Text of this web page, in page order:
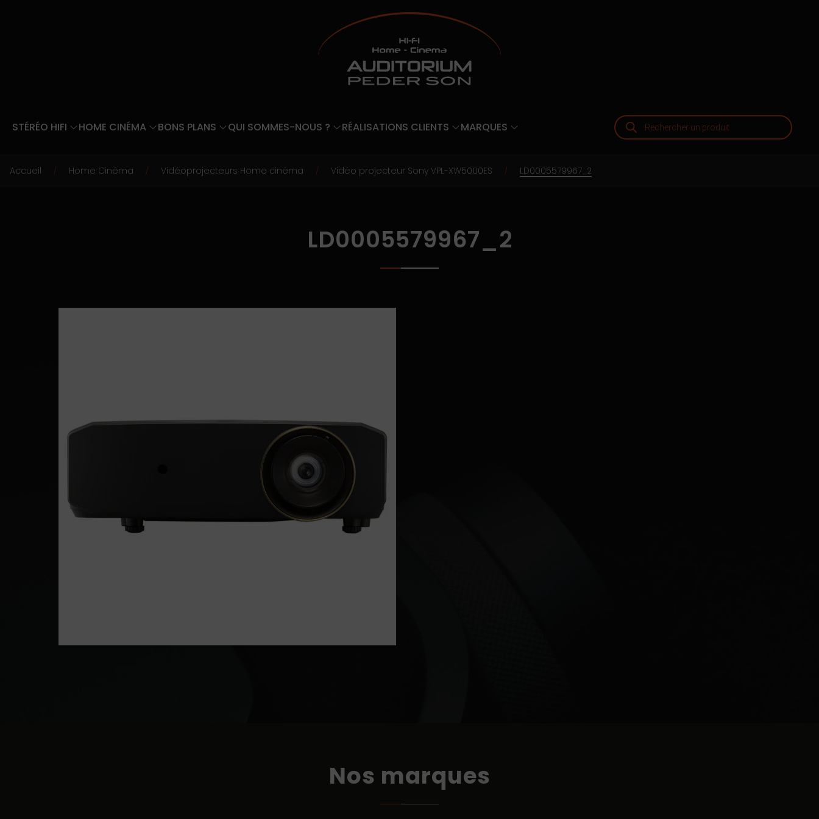
STÉRÉO HIFI HOME CINÉMA BONS PLANS QUI SOMMES-NOUS ? RÉALISATIONS CLIENTS MARQUES
Recherche
de
produits
Accueil / Home Cinéma / Vidéoprojecteurs Home cinéma / Vidéo projecteur Sony VPL-XW5000ES / LD0005579967_2
LD0005579967_2
Nos marques